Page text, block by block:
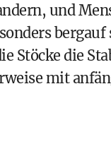
und
Stöcke die
mit